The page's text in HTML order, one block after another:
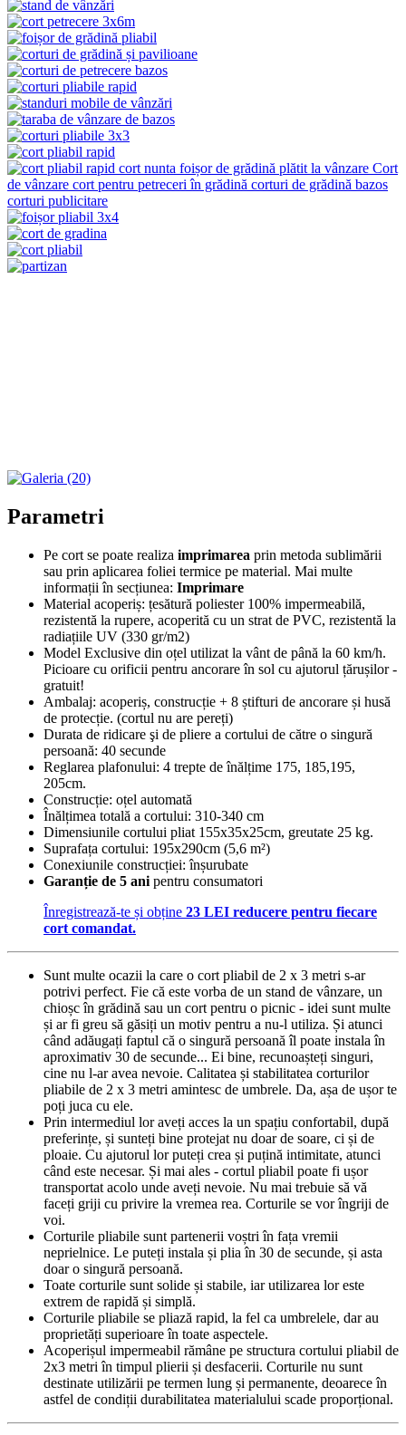
Parametri
Pe cort se poate realiza imprimarea prin metoda sublimării
sau prin aplicarea foliei termice pe material. Mai multe
informații în secțiunea: Imprimare
Material acoperiș: țesătură poliester 100% impermeabilă,
rezistentă la rupere, acoperită cu un strat de PVC, rezistentă la
radiațiile UV (330 gr/m2)
Model Exclusive din oțel utilizat la vânt de până la 60 km/h.
Picioare cu orificii pentru ancorare în sol cu ajutorul țărușilor -
gratuit!
Ambalaj: acoperiș, construcție + 8 știfturi de ancorare și husă
de protecție. (cortul nu are pereți)
Durata de ridicare şi de pliere a cortului de către o singură
persoană: 40 secunde
Reglarea plafonului: 4 trepte de înălțime 175, 185,195,
205cm.
Construcție: oțel automată
Înălțimea totală a cortului: 310-340 cm
Dimensiunile cortului pliat 155x35x25cm, greutate 25 kg.
Suprafața cortului: 195x290cm (5,6 m²)
Conexiunile construcției: înșurubate
Garanție de 5 ani pentru consumatori
Înregistrează-te și obține 23 LEI reducere pentru fiecare
cort comandat.
Sunt multe ocazii la care o cort pliabil de 2 x 3 metri s-ar
potrivi perfect. Fie că este vorba de un stand de vânzare, un
chioșc în grădină sau un cort pentru o picnic - idei sunt multe
și ar fi greu să găsiți un motiv pentru a nu-l utiliza. Și atunci
când adăugați faptul că o singură persoană îl poate instala în
aproximativ 30 de secunde... Ei bine, recunoașteți singuri,
cine nu l-ar avea nevoie. Calitatea și stabilitatea corturilor
pliabile de 2 x 3 metri amintesc de umbrele. Da, așa de ușor te
poți juca cu ele.
Prin intermediul lor aveți acces la un spațiu confortabil, după
preferințe, și sunteți bine protejat nu doar de soare, ci și de
ploaie. Cu ajutorul lor puteți crea și puțină intimitate, atunci
când este necesar. Și mai ales - cortul pliabil poate fi ușor
transportat acolo unde aveți nevoie. Nu mai trebuie să vă
faceți griji cu privire la vremea rea. Corturile se vor îngriji de
voi.
Corturile pliabile sunt partenerii voștri în fața vremii
neprielnice. Le puteți instala și plia în 30 de secunde, și asta
doar o singură persoană.
Toate corturile sunt solide și stabile, iar utilizarea lor este
extrem de rapidă și simplă.
Corturile pliabile se pliază rapid, la fel ca umbrelele, dar au
proprietăți superioare în toate aspectele.
Acoperișul impermeabil rămâne pe structura cortului pliabil de
2x3 metri în timpul plierii și desfacerii. Corturile nu sunt
destinate utilizării pe termen lung și permanente, deoarece în
astfel de condiții durabilitatea materialului scade proporțional.